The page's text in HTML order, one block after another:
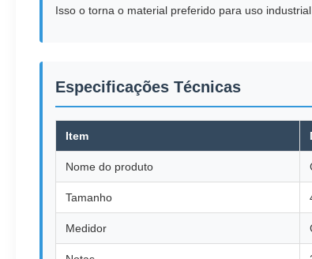
Isso o torna o material preferido para uso
Especificações Técnicas
Item
Nome do produto
Tamanho
Medidor